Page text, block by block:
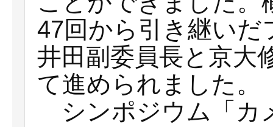
47回から引き継い
井田副委員長と京大
て進められました。
シンポジウム「